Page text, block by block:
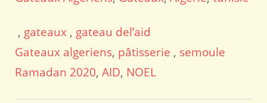
, gateaux , gateau del’aid
Gateaux algeriens, pâtisserie , semoule
Ramadan 2020, AID, NOEL